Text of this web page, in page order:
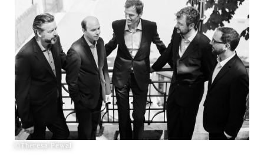
©Theresa Pewal